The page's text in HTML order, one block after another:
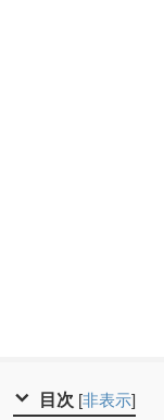
目次 [非表示]